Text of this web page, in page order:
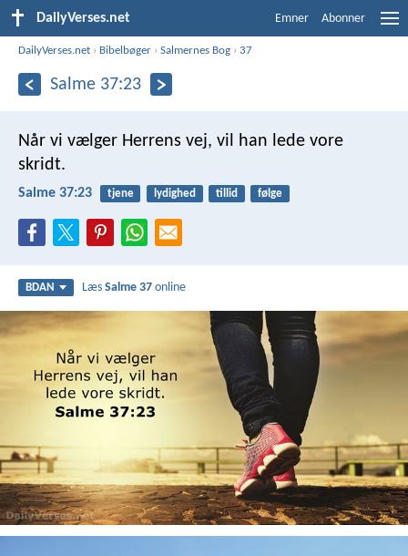
DailyVerses.net Emner Abonner
DailyVerses.net › Bibelbøger ›Salmernes Bog ›37
Salme 37:23
Når vi vælger Herrens vej, vil han lede vore
skridt.
Salme 37:23 tjene lydighed tillid følge
BDAN LæsSalme 37 online